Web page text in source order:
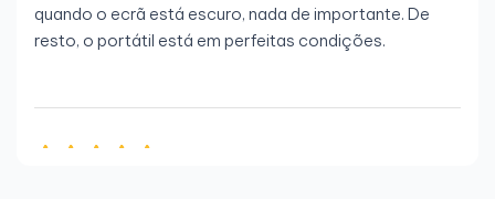
quando o ecrã está escuro, nada de importante. De
resto, o portátil está em perfeitas condições.